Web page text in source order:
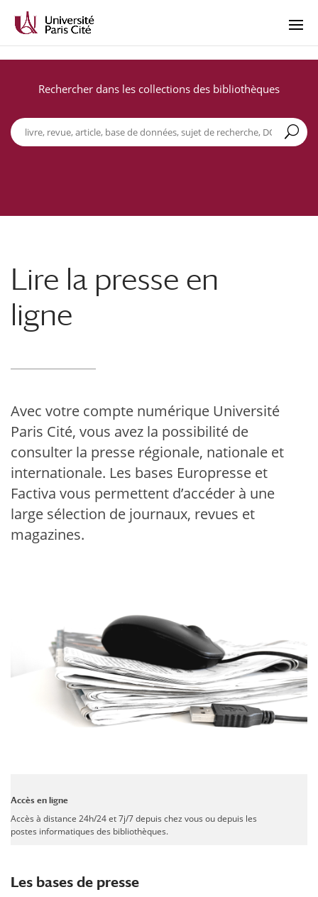
Rechercher dans les collections des bibliothèques
Lire la presse en
ligne
Avec votre compte numérique Université
Paris Cité, vous avez la possibilité de
consulter la presse régionale, nationale et
internationale. Les bases Europresse et
Factiva vous permettent d’accéder à une
large sélection de journaux, revues et
magazines.
Accès en ligne
Accès à distance 24h/24 et 7j/7 depuis chez vous ou depuis les
postes informatiques des bibliothèques.
Les bases de presse